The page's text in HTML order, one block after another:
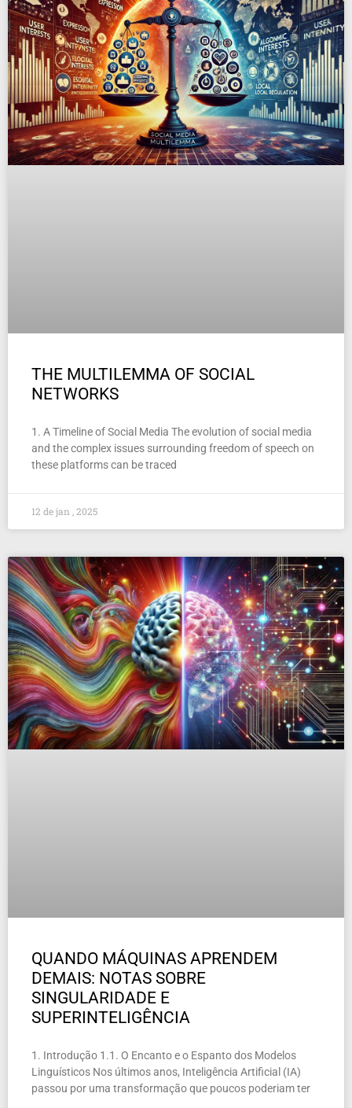
THE MULTILEMMA OF SOCIAL
NETWORKS
1. A Timeline of Social Media The evolution of social media
and the complex issues surrounding freedom of speech on
these platforms can be traced
12 de jan , 2025
QUANDO MÁQUINAS APRENDEM
DEMAIS: NOTAS SOBRE
SINGULARIDADE E
SUPERINTELIGÊNCIA
1. Introdução 1.1. O Encanto e o Espanto dos Modelos
Linguísticos Nos últimos anos, Inteligência Artificial (IA)
passou por uma transformação que poucos poderiam ter